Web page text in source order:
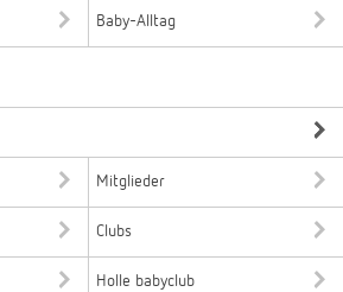
Baby-Alltag
Mitglieder
Clubs
Holle babyclub